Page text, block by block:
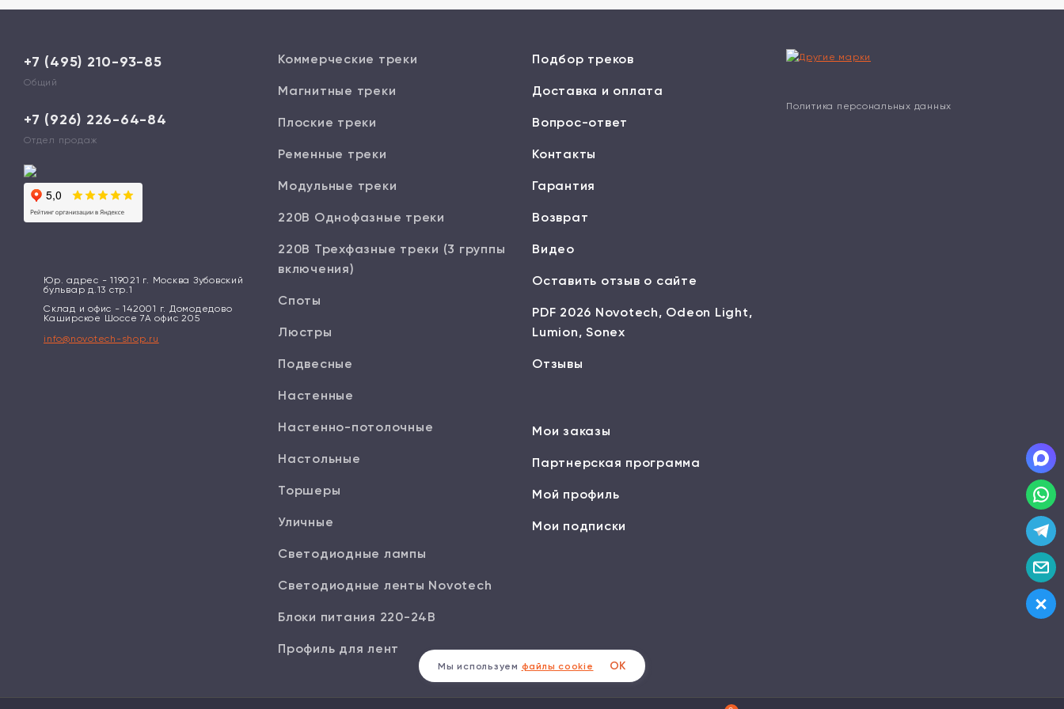
+7 (495) 210-93-85
Общий
+7 (926) 226-64-84
Отдел продаж
Юр. адрес - 119021 г. Москва Зубовский
бульвар д.13 стр.1
Склад и офис - 142001 г. Домодедово
Каширское Шоссе 7А офис 205
info@novotech-shop.ru
Коммерческие треки
Магнитные треки
Плоские треки
Ременные треки
Модульные треки
220В Однофазные треки
220В Трехфазные треки (3 группы
включения)
Споты
Люстры
Подвесные
Настенные
Настенно-потолочные
Настольные
Торшеры
Уличные
Светодиодные лампы
Светодиодные ленты Novotech
Блоки питания 220-24В
Профиль для лент
Подбор треков
Доставка и оплата
Вопрос-ответ
Контакты
Гарантия
Возврат
Видео
Оставить отзыв о сайте
PDF 2026 Novotech, Odeon Light,
Lumion, Sonex
Отзывы
Мои заказы
Партнерская программа
Мой профиль
Мои подписки
Политика персональных данных
Мы используем файлы cookie ОК